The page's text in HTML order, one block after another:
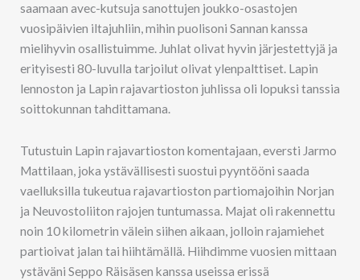
saamaan avec-kutsuja sanottujen joukko-osastojen
vuosipäivien iltajuhliin, mihin puolisoni Sannan kanssa
mielihyvin osallistuimme. Juhlat olivat hyvin järjestettyjä ja
erityisesti 80-luvulla tarjoilut olivat ylenpalttiset. Lapin
lennoston ja Lapin rajavartioston juhlissa oli lopuksi tanssia
soittokunnan tahdittamana.
Tutustuin Lapin rajavartioston komentajaan, eversti Jarmo
Mattilaan, joka ystävällisesti suostui pyyntööni saada
vaelluksilla tukeutua rajavartioston partiomajoihin Norjan
ja Neuvostoliiton rajojen tuntumassa. Majat oli rakennettu
noin 10 kilometrin välein siihen aikaan, jolloin rajamiehet
partioivat jalan tai hiihtämällä. Hiihdimme vuosien mittaan
ystäväni Seppo Räisäsen kanssa useissa erissä